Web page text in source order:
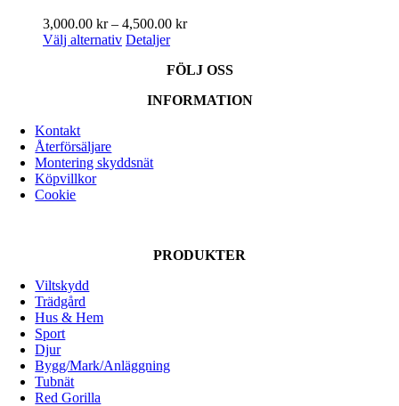
3,000.00 kr – 4,500.00 krPrisintervall:
4,500.00 kr
Välj alternativ Den
produkten
flera
alternativen
Detaljer
FÖLJ OSS
INFORMATION
Kontakt
Återförsäljare
Montering skyddsnät
Köpvillkor
Cookie
PRODUKTER
Viltskydd
Trädgård
Hus & Hem
Sport
Djur
Bygg/Mark/Anläggning
Tubnät
Red Gorilla